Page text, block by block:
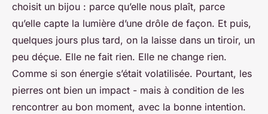
choisit un bijou : parce qu’elle nous plaît, parce
qu’elle capte la lumière d’une drôle de façon. Et puis,
quelques jours plus tard, on la laisse dans un tiroir, un
peu déçue. Elle ne fait rien. Elle ne change rien.
Comme si son énergie s’était volatilisée. Pourtant, les
pierres ont bien un impact - mais à condition de les
rencontrer au bon moment, avec la bonne intention.